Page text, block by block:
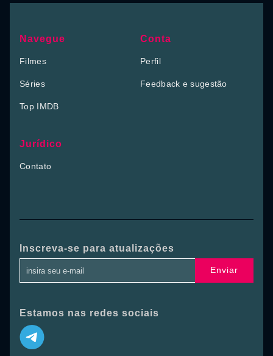
Navegue
Filmes
Séries
Top IMDB
Conta
Perfil
Feedback e sugestão
Jurídico
Contato
Inscreva-se para atualizações
Enviar
Estamos nas redes sociais